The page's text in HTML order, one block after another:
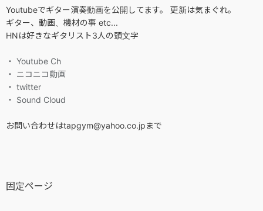
Youtubeでギター演奏動画を公開してます。 更新は気まぐれ。
ギター、動画、機材の事 etc...
HNは好きなギタリスト3人の頭文字
・ Youtube Ch
・ ニコニコ動画
・ twitter
・ Sound Cloud
お問い合わせはtapgym@yahoo.co.jpまで
固定ページ